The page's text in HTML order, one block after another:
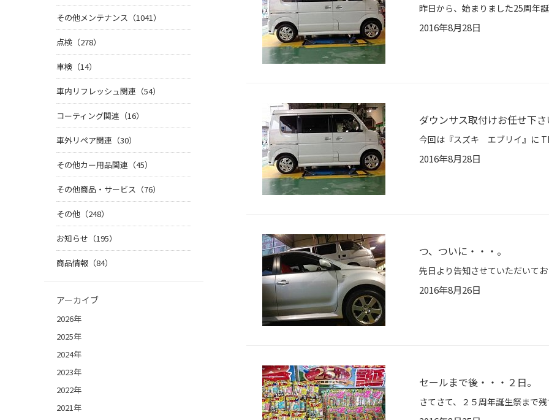
2016年8月28日
ダウンサス取付けお任せ下さ
今回は『スズキ エブリイ』に
2016年8月28日
つ、ついに・・・。
2016年8月26日
セールまで後・・・２日。
その他メンテナンス（1041）
点検（278）
車検（14）
車内リフレッシュ関連（54）
コーティング関連（16）
車外リペア関連（30）
その他カー用品関連（45）
その他商品・サービス（76）
その他（248）
お知らせ（195）
商品情報（84）
アーカイブ
2026年
2025年
2024年
2023年
2022年
2021年